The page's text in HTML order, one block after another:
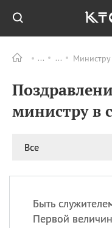
Министру
министру в
Все
Быть
Первой